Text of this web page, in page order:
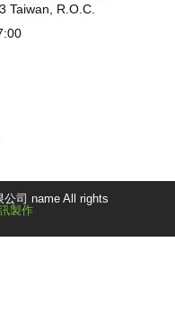
Taiwan, R.O.C.
司 name All rights
製作